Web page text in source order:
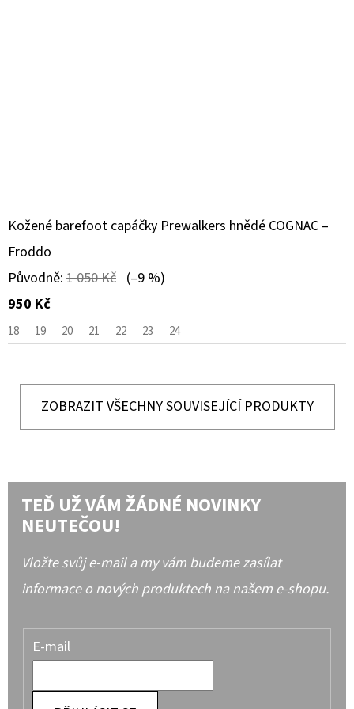
Kožené barefoot capáčky Prewalkers hnědé COGNAC –
Froddo
Původně: 1 050 Kč (–9 %)
950 Kč
18 19 20 21 22 23 24
ZOBRAZIT VŠECHNY SOUVISEJÍCÍ PRODUKTY
TEĎ UŽ VÁM ŽÁDNÉ NOVINKY
NEUTEČOU!
Vložte svůj e-mail a my vám budeme zasílat
informace o nových produktech na našem e-shopu.
E-mail